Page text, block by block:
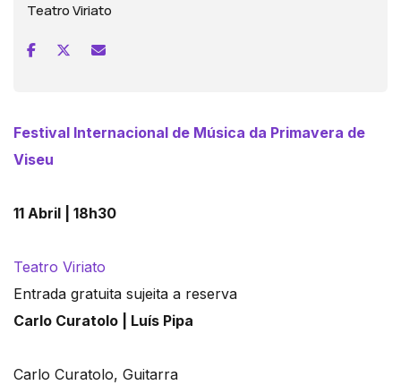
Teatro Viriato
Festival Internacional de Música da Primavera de
Viseu
11 Abril | 18h30
Teatro Viriato
Entrada gratuita sujeita a reserva
Carlo Curatolo | Luís Pipa
Carlo Curatolo, Guitarra